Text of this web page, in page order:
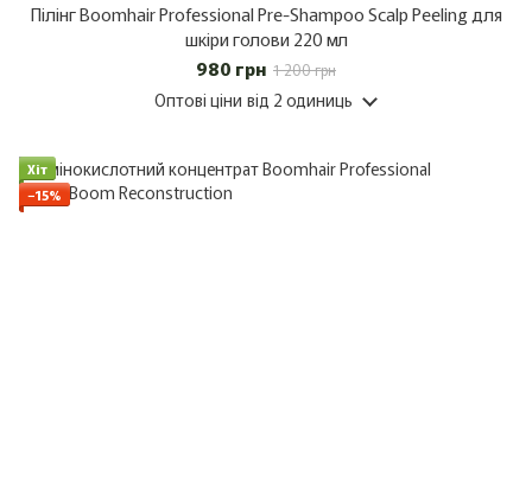
Пілінг Boomhair Professional Pre-Shampoo Scalp Peeling для
шкіри голови 220 мл
980 грн 1 200 грн
Оптові ціни від 2 одиниць
Хіт
−15%